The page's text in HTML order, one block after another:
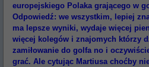
europejskiego Polaka grającego w
Odpowiedź: we wszystkim, lepiej
ma lepsze wyniki, wydaje więcej
więcej kolegów i znajomych którzy
zamiłowanie do golfa no i
grać. Ale cytując Martiusa choćby